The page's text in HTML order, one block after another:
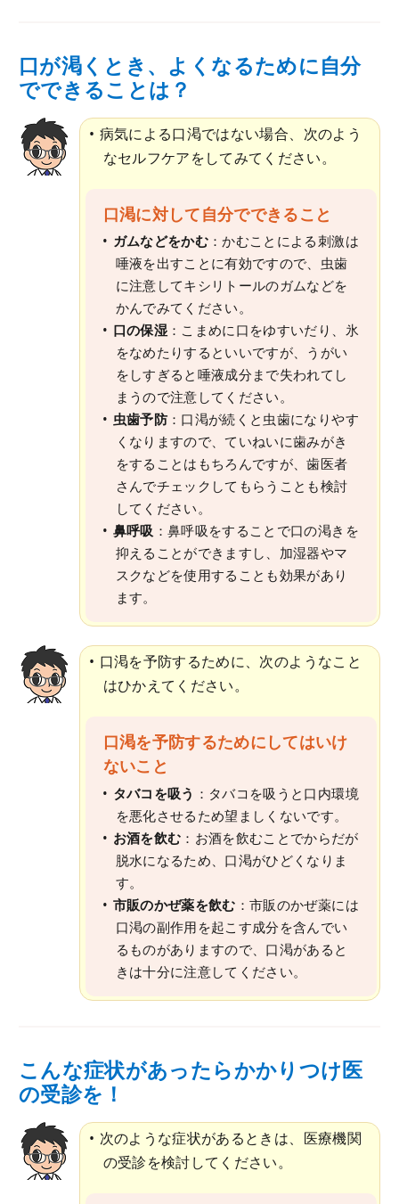
口が渇くとき、よくなるために自分
でできることは？
病気による口渇ではない場合、次のよう
なセルフケアをしてみてください。
口渇に対して自分でできること
ガムなどをかむ ：かむことによる刺激は
唾液を出すことに有効ですので、虫歯
に注意してキシリトールのガムなどを
かんでみてください。
口の保湿：こまめに口をゆすいだり、氷
をなめたりするといいですが、うがい
をしすぎると唾液成分まで失われてし
まうので注意してください。
虫歯予防：口渇が続くと虫歯になりやす
くなりますので、ていねいに歯みがき
をすることはもちろんですが、歯医者
さんでチェックしてもらうことも検討
してください。
鼻呼吸 ：鼻呼吸をすることで口の渇きを
抑えることができますし、加湿器やマ
スクなどを使用することも効果があり
ます。
口渇を予防するために、次のようなこと
はひかえてください。
口渇を予防するためにしてはいけ
ないこと
タバコを吸う ：タバコを吸うと口内環境
を悪化させるため望ましくないです。
お酒を飲む ：お酒を飲むことでからだが
脱水になるため、口渇がひどくなりま
す。
市販のかぜ薬を飲む ：市販のかぜ薬には
口渇の副作用を起こす成分を含んでい
るものがありますので、口渇があると
きは十分に注意してください。
こんな症状があったらかかりつけ医
の受診を！
次のような症状があるときは、医療機関
の受診を検討してください。